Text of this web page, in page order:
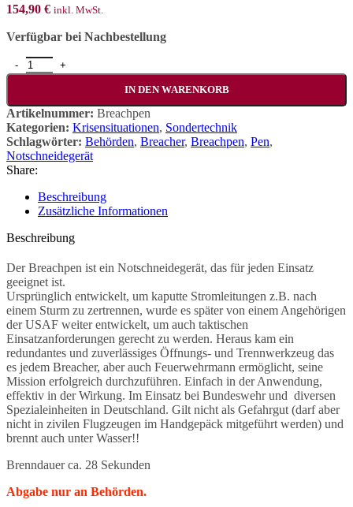
154,90 € inkl. MwSt.
Verfügbar bei Nachbestellung
Breachpen Gen. 2 Menge
IN DEN WARENKORB
Artikelnummer: Breachpen
Kategorien: Krisensituationen, Sondertechnik
Schlagwörter: Behörden, Breacher, Breachpen, Pen,
Notschneidegerät
Share:
Beschreibung
Zusätzliche Informationen
Beschreibung
Der Breachpen ist ein Notschneidegerät, das für jeden Einsatz
geeignet ist.
Ursprünglich entwickelt, um kaputte Stromleitungen z.B. nach
einem Sturm zu zertrennen, wurde es später von einem Angehörigen
der USAF weiter entwickelt, um auch taktischen
Einsatzanforderungen gerecht zu werden. Heraus kam ein
redundantes und zuverlässiges Öffnungs- und Trennwerkzeug das
es jedem Breacher, aber auch Feuerwehrmann ermöglicht, seine
Mission erfolgreich durchzuführen. Einfach in der Anwendung,
effektiv in der Wirkung. Im Einsatz bei Bundeswehr und diversen
Spezialeinheiten in Deutschland. Gilt nicht als Gefahrgut (darf aber
nicht in zivilen Flugzeugen im Handgepäck mitgeführt werden) und
brennt auch unter Wasser!!
Brenndauer ca. 28 Sekunden
Abgabe nur an Behörden.